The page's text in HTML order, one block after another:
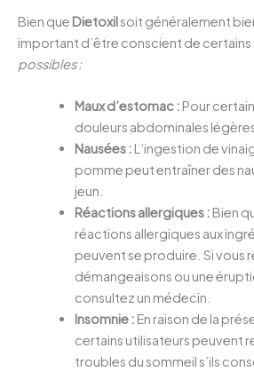
Bien que Dietoxilsoit généralement
important d’être conscient de certains
possibles :
Maux d’estomac : Pour
douleurs abdominales
Nausées : L’ingestion de
pomme peut entraîner des
jeun.
Réactions allergiques : Bien
réactions allergiques aux
peuvent se produire. Si vous
démangeaisons ou une
consultez un médecin.
Insomnie : En raison de la
certains utilisateurs peuvent
troubles du sommeil s’ils